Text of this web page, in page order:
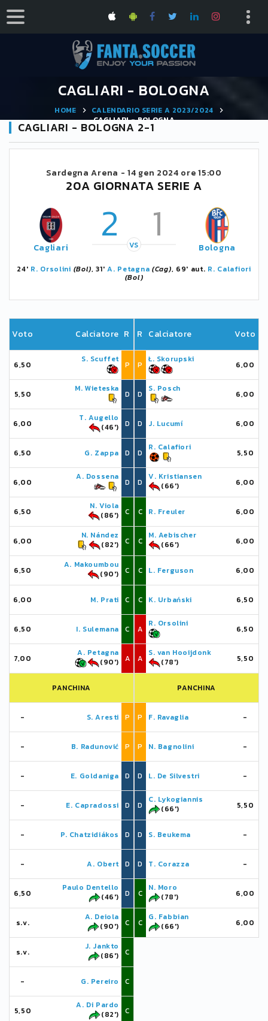
CAGLIARI - BOLOGNA
HOME
CALENDARIO SERIE A 2023/2024
CAGLIARI - BOLOGNA
CAGLIARI - BOLOGNA 2-1
Sardegna Arena -14 gen 2024 ore 15:00
20A GIORNATA SERIE A
Cagliari 2 1
VS Bologna
24' R. Orsolini (Bol), 31'A. Petagna (Cag), 69' aut. R. Calafiori
(Bol)
Voto Calciatore R
6,50
S. Scuffet
P
5,50
M. Wieteska
D
6,00
T. Augello
(46')
D
6,50 G. Zappa D
6,00
A. Dossena
D
6,50
N. Viola
(86')
C
6,00
N. Nández
(82')
C
6,50
A. Makoumbou
(90')
C
6,00 M. Prati C
6,50 I. Sulemana C
7,00
A. Petagna
(90')
A
PANCHINA
- S. Aresti P
- B. Radunović P
- E. Goldaniga D
- E. Capradossi D
- P. Chatzidiákos D
- A. Obert D
6,50
Paulo Dentello
(46')
D
s.v.
A. Deiola
(90')
C
s.v.
J. Jankto
(86')
C
- G. Pereiro C
5,50
A. Di Pardo
(82')
C
R Calciatore Voto
P
Ł. Skorupski
6,00
D
S. Posch
6,00
D J. Lucumí 6,00
D
R. Calafiori
5,50
D
V. Kristiansen
(66')
6,00
C R. Freuler 6,00
C
M. Aebischer
(66')
6,00
C L. Ferguson 6,00
C K. Urbański 6,50
A
R. Orsolini
6,50
A
S. van Hooijdonk
(78')
5,50
PANCHINA
P F. Ravaglia -
P N. Bagnolini -
D L. De Silvestri -
D
C. Lykogiannis
(66')
5,50
D S. Beukema -
D T. Corazza -
C
N. Moro
(78')
6,00
C
G. Fabbian
(66')
6,00